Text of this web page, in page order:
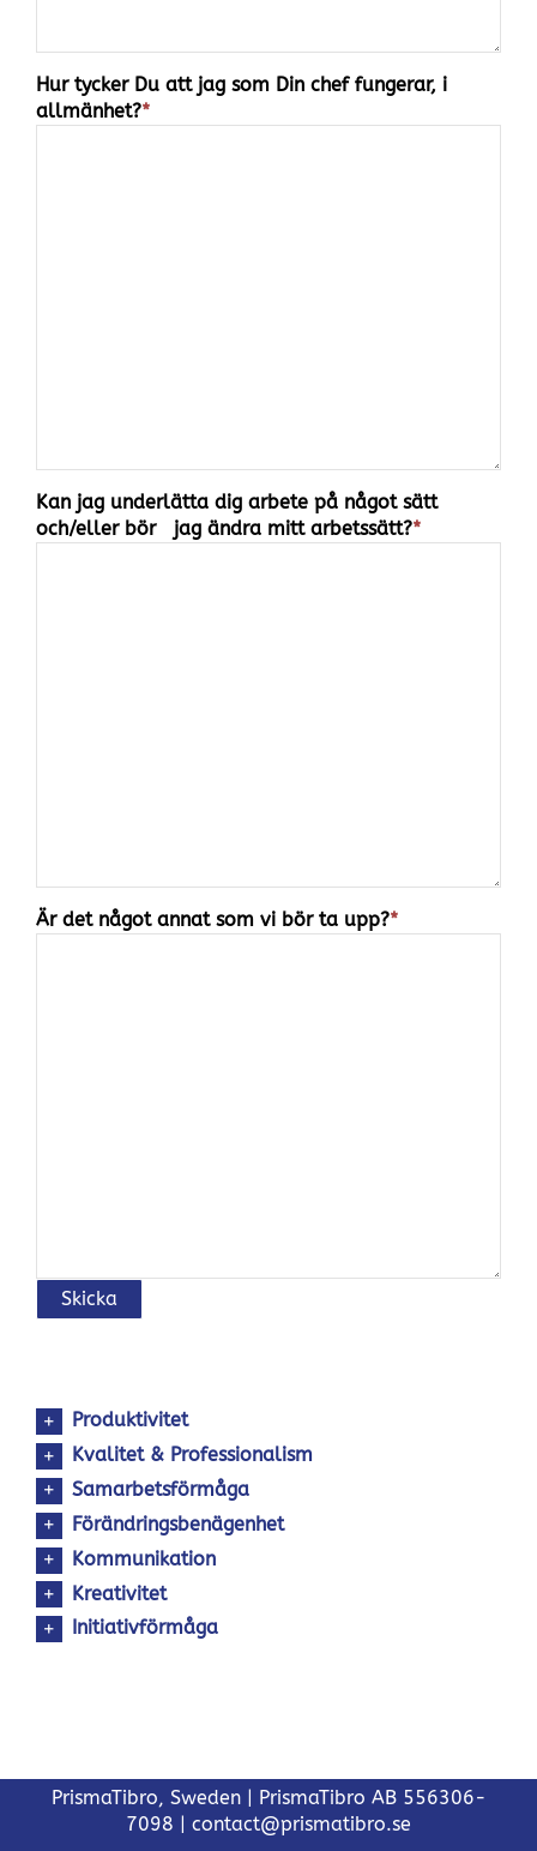
Hur tycker Du att jag som Din chef fungerar, i
allmänhet?*
Kan jag underlätta dig arbete på något sätt
och/eller bör jag ändra mitt arbetssätt?*
Är det något annat som vi bör ta upp?*
Skicka
Produktivitet
Kvalitet & Professionalism
Samarbetsförmåga
Förändringsbenägenhet
Kommunikation
Kreativitet
Initiativförmåga
PrismaTibro, Sweden |
PrismaTibro AB 556306-
7098
contact@prismatibro.se